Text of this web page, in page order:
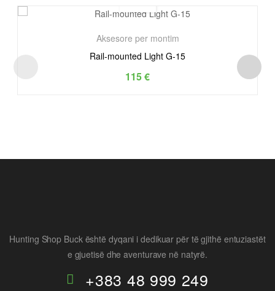
Aksesore per montim
Rail-mounted Light G-15
115€
Hunting Shop Buck është dyqani i dedikuar për të gjithë entuziastët
e gjuetisë dhe aventurave në natyrë.
+383 48 999 249